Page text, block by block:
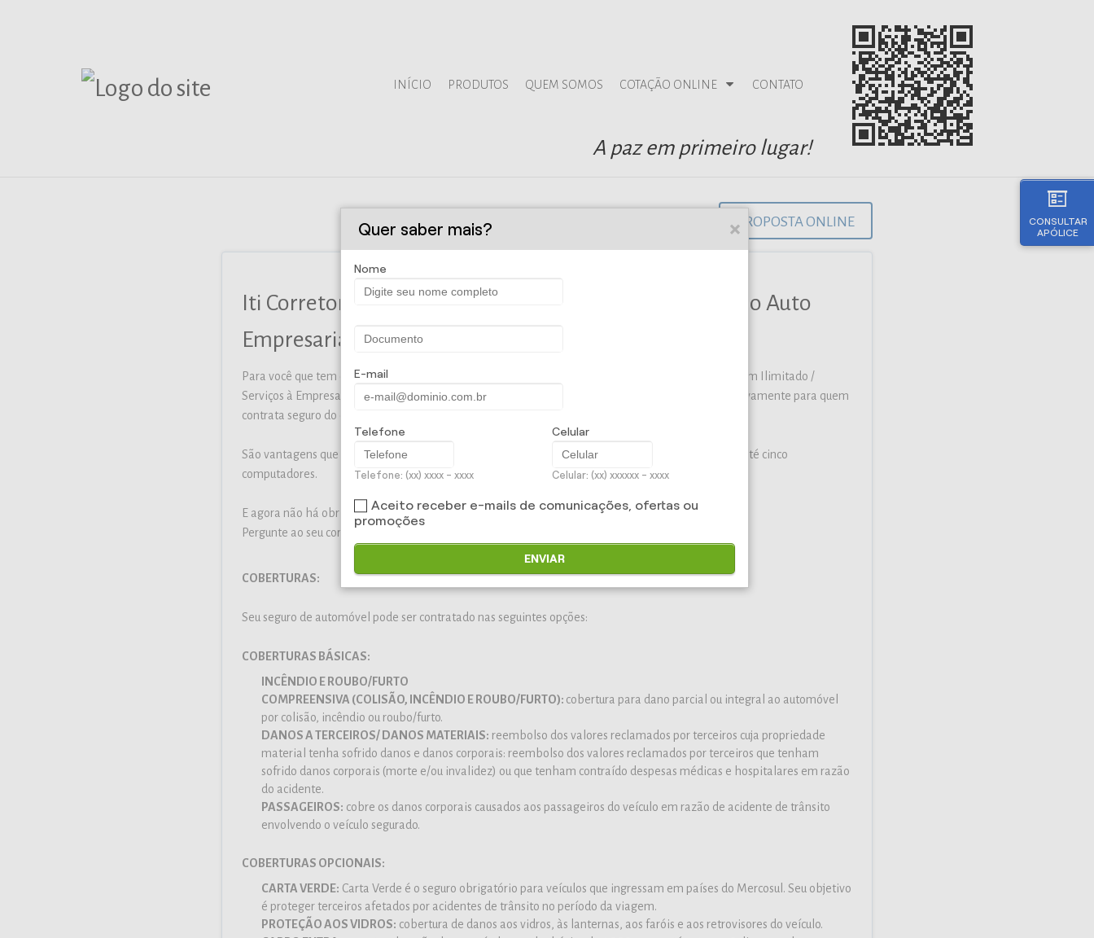
CONSULTAR
APÓLICE
INÍCIO PRODUTOS QUEM SOMOS COTAÇÃO ONLINE CONTATO
A paz em primeiro lugar!
PROPOSTA ONLINE
Iti Corretora e Administradora de Seguros Ltda - Seguro Auto
Empresarial
Para você que tem o trabalho como uma extensão de sua casa, chegou o Completo + |Assistência Km Ilimitado /
Serviços à Empresa *Referenciada (046) : uma linha de serviços emergenciais desenvolvida exclusivamente para quem
contrata seguro do carro em nome da empresa para ajudá-lo em momentos que você mais precisa.
São vantagens que vão de reparos em portas de aço onduladas a visita técnica de Help Desk para até cinco
computadores.
E agora não há obrigatoriedade de informar o condutor e o perfil foi simplificado.
Pergunte ao seu corretor.
COBERTURAS:
Seu seguro de automóvel pode ser contratado nas seguintes opções:
COBERTURAS BÁSICAS:
INCÊNDIO E ROUBO/FURTO
COMPREENSIVA (COLISÃO, INCÊNDIO E ROUBO/FURTO): cobertura para dano parcial ou integral ao automóvel
por colisão, incêndio ou roubo/furto.
DANOS A TERCEIROS/ DANOS MATERIAIS: reembolso dos valores reclamados por terceiros cuja propriedade
material tenha sofrido danos e danos corporais: reembolso dos valores reclamados por terceiros que tenham
sofrido danos corporais (morte e/ou invalidez) ou que tenham contraído despesas médicas e hospitalares em razão
do acidente.
PASSAGEIROS: cobre os danos corporais causados aos passageiros do veículo em razão de acidente de trânsito
envolvendo o veículo segurado.
COBERTURAS OPCIONAIS:
CARTA VERDE: Carta Verde é o seguro obrigatório para veículos que ingressam em países do Mercosul. Seu objetivo
é proteger terceiros afetados por acidentes de trânsito no período da viagem.
PROTEÇÃO AOS VIDROS: cobertura de danos aos vidros, às lanternas, aos faróis e aos retrovisores do veículo.
Quer saber mais?
Nome
E-mail
Telefone
Telefone: (xx) xxxx - xxxx
Celular
Celular: (xx) xxxxxx - xxxx
Aceito receber e-mails de comunicações, ofertas ou
promoções
ENVIAR